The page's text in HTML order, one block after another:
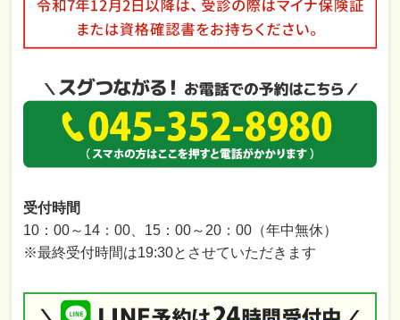
受付時間
10：00～14：00、15：00～20：00（年中無休）
※最終受付時間は19:30とさせていただきます